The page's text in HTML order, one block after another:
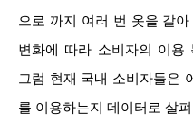
으로 까지 여러 번 옷을 갈
변화에 따라 소비자의 이용
그럼 현재 국내 소비자들은
를 이용하는지 데이터로 살